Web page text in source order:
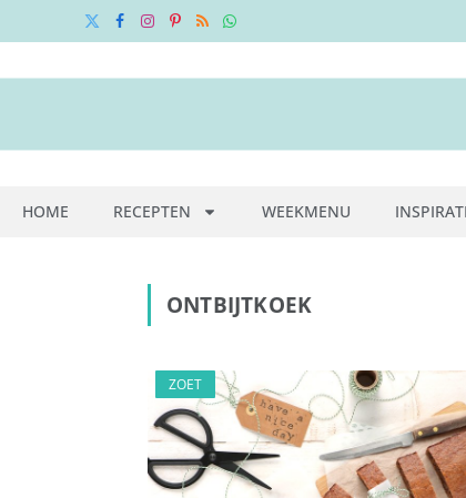
X
FacebookInstagram
Pinterest
RSSWhatsApp
HOME RECEPTEN WEEKMENU
ONTBIJTKOEK
ZOET